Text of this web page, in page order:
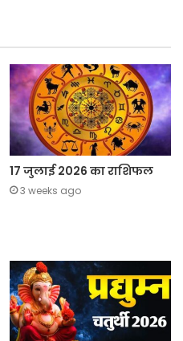
17 जुलाई 2026 का राशिफल
3 weeks ago